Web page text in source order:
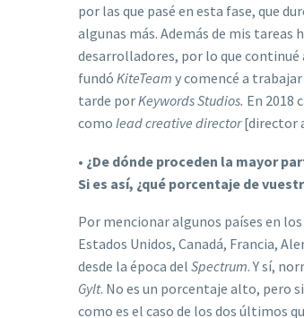
por las que pasé en esta fase, que
algunas más. Además de mis tareas
desarrolladores, por lo que continué
fundó KiteTeam y comencé a
tarde porKeywords Studios. En 2018
como lead creative director[director
• ¿De dónde proceden la mayor
Si es así, ¿qué porcentaje de
Por mencionar algunos países en
Estados Unidos, Canadá, Francia,
desde la época del Spectrum. Y sí,
Gylt. No es un porcentaje alto, pero
como es el caso de los dos últimos